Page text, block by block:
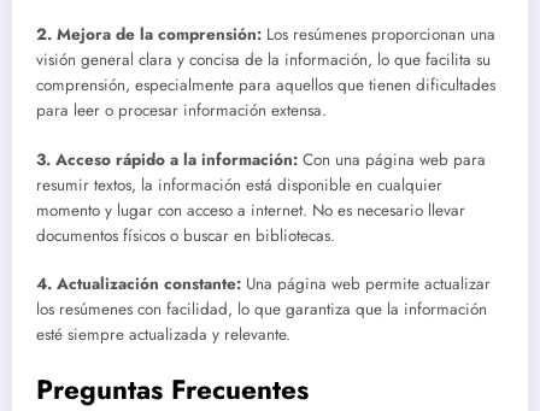
2. Mejora de la comprensión: Los resúmenes proporcionan una
visión general clara y concisa de la información, lo que facilita su
comprensión, especialmente para aquellos que tienen dificultades
para leer o procesar información extensa.
3. Acceso rápido a la información: Con una página web para
resumir textos, la información está disponible en cualquier
momento y lugar con acceso a internet. No es necesario llevar
documentos físicos o buscar en bibliotecas.
4. Actualización constante: Una página web permite actualizar
los resúmenes con facilidad, lo que garantiza que la información
esté siempre actualizada y relevante.
Preguntas Frecuentes